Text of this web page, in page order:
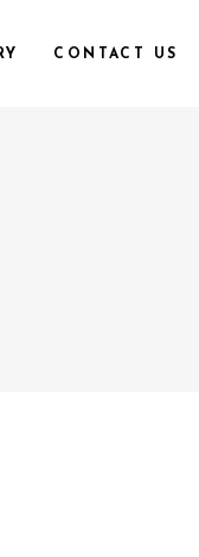
CONTACT US